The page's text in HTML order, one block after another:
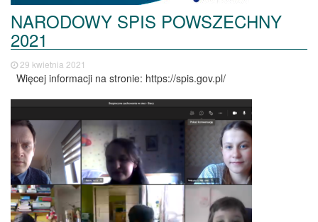
NARODOWY SPIS POWSZECHNY
2021
29 kwietnia 2021
Więcej informacji na stronie: https://spis.gov.pl/